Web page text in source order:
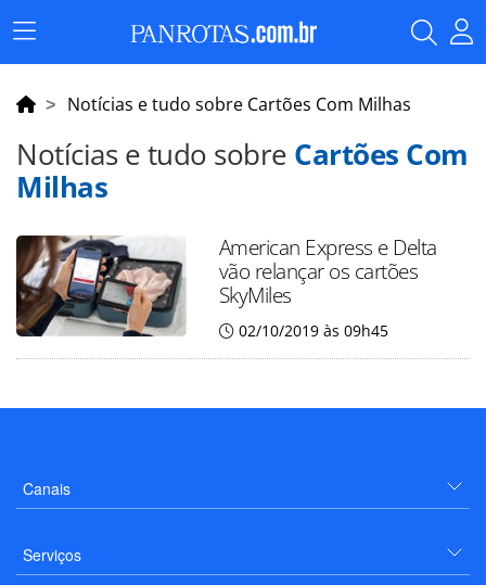
Menu
Principal
Notícias e tudo sobre Cartões Com Milhas
Notícias e tudo sobre Cartões Com
Milhas
American Express e Delta
vão relançar os cartões
SkyMiles
02/10/2019 às 09h45
Canais
Serviços